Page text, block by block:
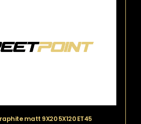
matt 9X20 5X120 ET45